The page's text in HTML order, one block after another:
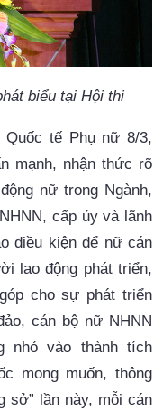
biểu tại Hội thi
mạnh, nhận thức rõ
nữ trong Ngành,
cấp ủy và lãnh
điều kiện để nữ cán
lao động phát triển,
cho sự phát triển
cán bộ nữ NHNN
mong muốn, thông
sở” lần này, mỗi cán